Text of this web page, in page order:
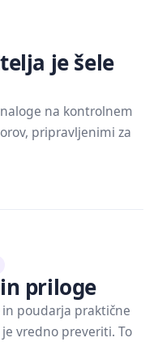
je šele
na kontrolnem
pripravljenimi za
priloge
poudarja praktične
vredno preveriti. To